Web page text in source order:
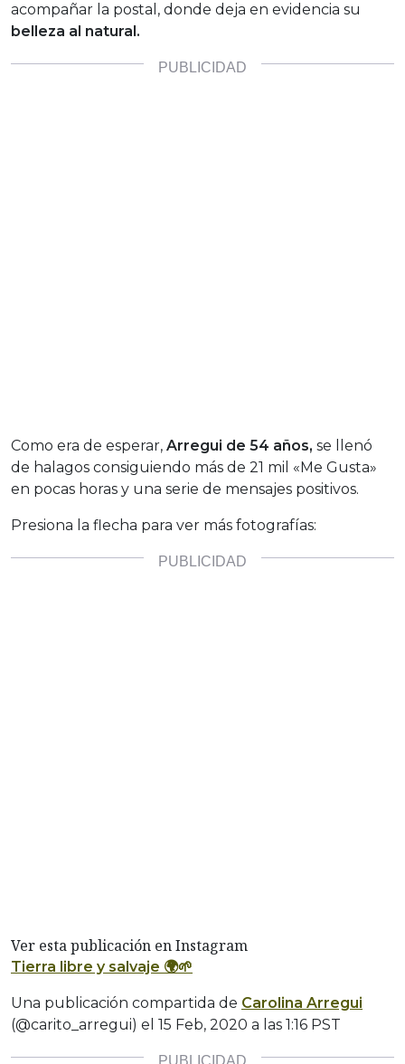
acompañar la postal, donde deja en evidencia su
belleza al natural.
Como era de esperar, Arregui de 54 años, se llenó
de halagos consiguiendo más de 21 mil «Me Gusta»
en pocas horas y una serie de mensajes positivos.
Presiona la flecha para ver más fotografías:
Ver esta publicación en Instagram
Tierra libre y salvaje 🌍🌱
Una publicación compartida de Carolina Arregui
(@carito_arregui) el 15 Feb, 2020 a las 1:16 PST